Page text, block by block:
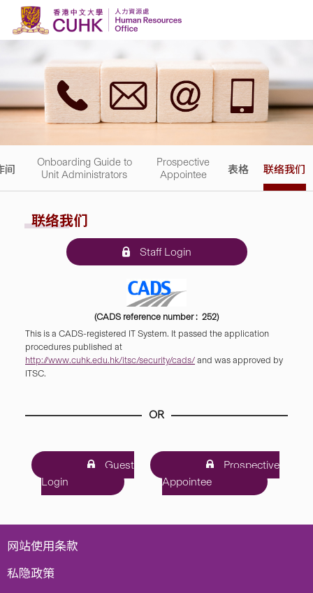
Skip to content
间
Onboarding Guide to
Unit Administrators
Prospective
Appointee
表格 联络我们
联络我们
Staff Login
(CADS reference number : 252)
This is a CADS-registered IT System. It passed the application
procedures published at
http://www.cuhk.edu.hk/itsc/security/cads/ and was approved by
ITSC.
OR
Guest
Login
Prospective
Appointee
网站使用条款
私隐政策